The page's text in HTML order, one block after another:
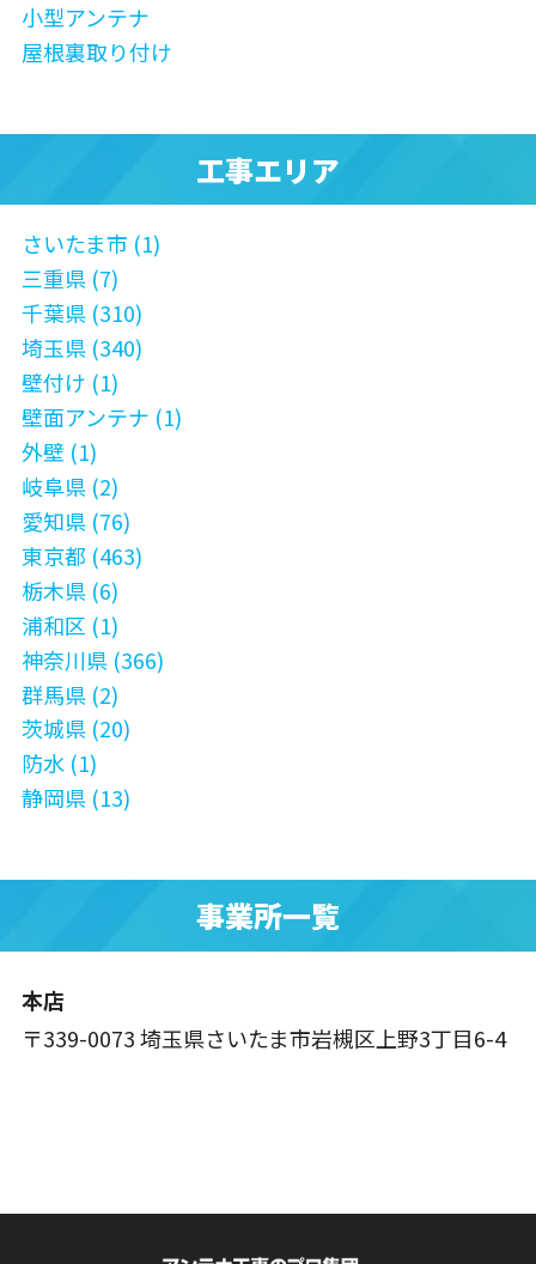
小型アンテナ
屋根裏取り付け
工事エリア
さいたま市 (1)
三重県 (7)
千葉県 (310)
埼玉県 (340)
壁付け (1)
壁面アンテナ (1)
外壁 (1)
岐阜県 (2)
愛知県 (76)
東京都 (463)
栃木県 (6)
浦和区 (1)
神奈川県 (366)
群馬県 (2)
茨城県 (20)
防水 (1)
静岡県 (13)
事業所一覧
本店
〒339-0073 埼玉県さいたま市岩槻区上野3丁目6-4